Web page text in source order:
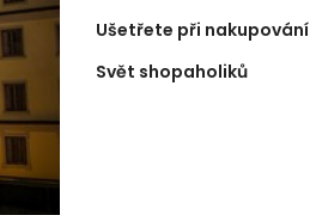
Ušetřete při nakupování
Svět shopaholiků